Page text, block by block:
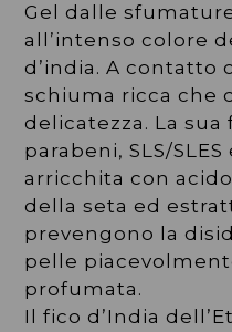
Gel dalle
all’intenso colore
d’india. A contatto
schiuma ricca che
delicatezza. La
parabeni, SLS/
arricchita con
della seta ed
prevengono la
pelle
profumata.
Il fico d’India